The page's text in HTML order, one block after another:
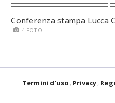
Conferenza stampa Lucca
4 FOTO
Termini d'uso Privacy